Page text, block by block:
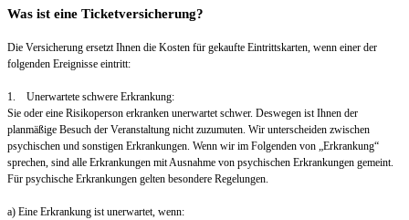
Was ist eine Ticketversicherung?
Die Versicherung ersetzt Ihnen die Kosten für gekaufte Eintrittskarten, wenn einer der
folgenden Ereignisse eintritt:
1. Unerwartete schwere Erkrankung:
Sie oder eine Risikoperson erkranken unerwartet schwer. Deswegen ist Ihnen der
planmäßige Besuch der Veranstaltung nicht zuzumuten. Wir unterscheiden zwischen
psychischen und sonstigen Erkrankungen. Wenn wir im Folgenden von „Erkrankung“
sprechen, sind alle Erkrankungen mit Ausnahme von psychischen Erkrankungen gemeint.
Für psychische Erkrankungen gelten besondere Regelungen.
a) Eine Erkrankung ist unerwartet, wenn: